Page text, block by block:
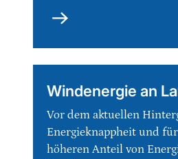
Naturverträgliche
Windenergie an
Vor dem aktuellen
Energieknappheit und
höheren Anteil von